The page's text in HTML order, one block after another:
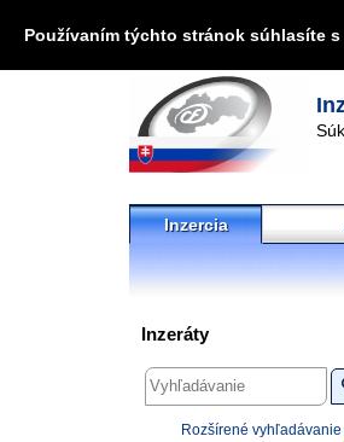
Používaním týchto stránok súhlasíte
Inzercia
Inzeráty
Rozšírené